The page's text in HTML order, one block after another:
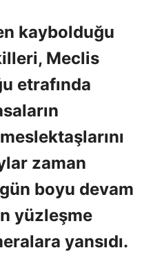
kaybolduğu
Meclis
etrafında
zaman
boyu devam
yüzleşme
yansıdı.